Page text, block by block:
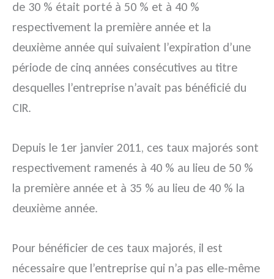
de 30 % était porté à 50 % et à 40 %
respectivement la première année et la
deuxième année qui suivaient l’expiration d’une
période de cinq années consécutives au titre
desquelles l’entreprise n’avait pas bénéficié du
CIR.
Depuis le 1er janvier 2011, ces taux majorés sont
respectivement ramenés à 40 % au lieu de 50 %
la première année et à 35 % au lieu de 40 % la
deuxième année.
Pour bénéficier de ces taux majorés, il est
nécessaire que l’entreprise qui n’a pas elle-même